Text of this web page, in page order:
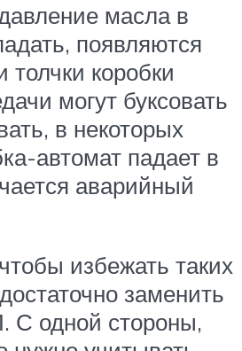
масла в
появляются
толчки коробки
могут буксовать
в некоторых
автомат падает в
аварийный
избежать таких
заменить
С одной стороны,